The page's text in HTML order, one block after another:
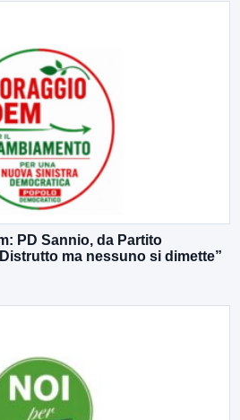
PD Sannio, da Partito
ma nessuno si dimette”